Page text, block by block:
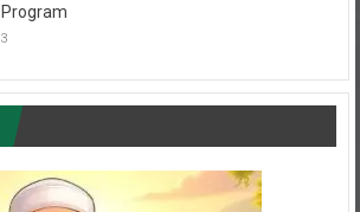
Program
3